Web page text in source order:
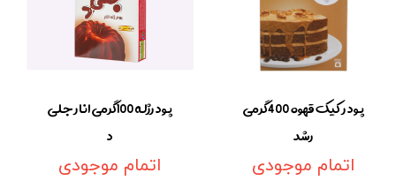
پودر کیک قهوه 400گرمی
رشد
اتمام موجودی
پودرژله 100گرمی انار جلی
د
اتمام موجودی